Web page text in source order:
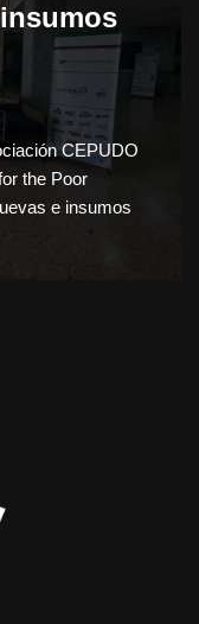
CEPUDO
the Poor
e insumos